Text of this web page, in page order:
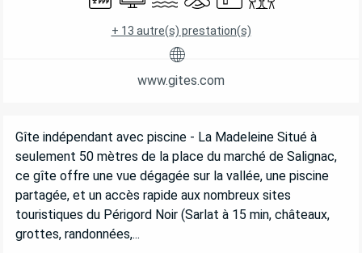
+ 13 autre(s) prestation(s)
www.gites.com
DESCRIPTION
Gîte indépendant avec piscine - La Madeleine Situé à
seulement 50 mètres de la place du marché de Salignac,
ce gîte offre une vue dégagée sur la vallée, une piscine
partagée, et un accès rapide aux nombreux sites
touristiques du Périgord Noir (Sarlat à 15 min, châteaux,
grottes, randonnées,...